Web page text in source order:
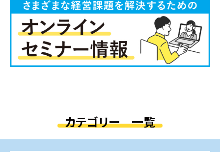
カテゴリー 一覧